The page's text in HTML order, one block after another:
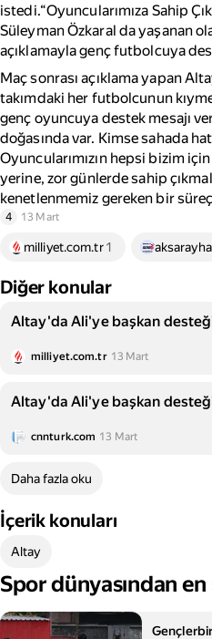
istedi.“Oyuncularımıza Sahip
Süleyman Özkaral da yaşanan
açıklamayla genç futbolcuya
Maç sonrası açıklama yapan
takımdaki her futbolcunun
genç oyuncuya destek mesajı
doğasında var. Kimse sahada
Oyuncularımızın hepsi bizim
yerine, zor günlerde sahip
kenetlenmemiz gereken bir
4 13 Mart
milliyet.com.tr 1
Diğer konular
Altay'da Ali'ye başkan
milliyet.com.tr 13 Mart
Altay'da Ali'ye başkan
cnnturk.com 13 Mart
Daha fazla oku
İçerik konuları
Altay
Spor dünyasından